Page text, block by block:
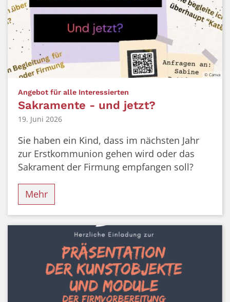
© Canva
Angebot für alle Interessierten
Sakramente - und jetzt?
19. Juni 2026
Sie haben ein Kind, dass im nächsten Jahr
zur Erstkommunion gehen wird oder das
Sakrament der Firmung empfangen soll?
Mehr